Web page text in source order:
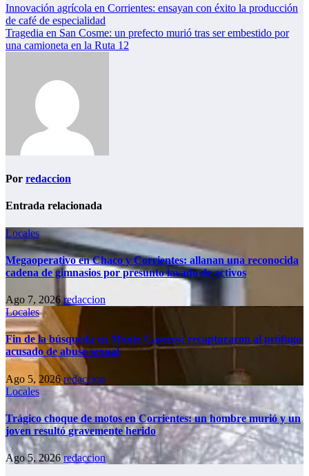
Navegación
de
entradas
Innovación agrícola en Corrientes: ensayan con éxito la producción
de café de especialidad
Tragedia en San Cosme: un prefecto murió tras ser embestido por
una camioneta en la Ruta 12
Por redaccion
Entrada relacionada
Locales
Megaoperativo en Chaco y Corrientes: allanan una reconocida
cadena de gimnasios por presunto lavado de activos
Ago 7, 2026redaccion
Locales
Fin de la búsqueda en Monte Caseros: recapturaron al prófugo
acusado de abuso sexual
Ago 5, 2026redaccion
Locales
Trágico choque de motos en Corrientes: un hombre murió y un
joven resultó gravemente herido
Ago 5, 2026redaccion